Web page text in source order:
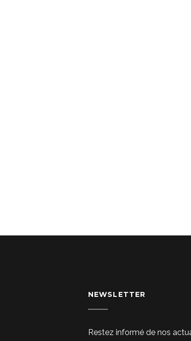
NEWSLETTER
Restez informé de nos